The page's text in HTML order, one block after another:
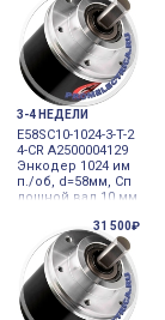
3-4 НЕДЕЛИ
E58SC10-1024-3-T-2
4-CR A2500004129
Энкодер 1024 им
п./об, d=58мм, Сп
лошной вал 10 мм
нтальный
31 500₽